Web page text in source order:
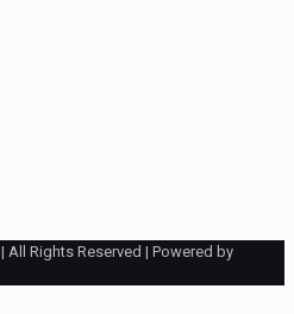
| All Rights Reserved | Powered by